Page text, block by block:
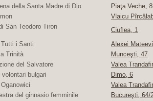
della Santa Madre di Dio
Piaţa Veche, 8
Vlaicu
San Teodoro Tiron
Ciuflea, 1
i Santi
Alexei
Trinità
Munceşti, 47
del Salvatore
Valea
bulgari
Dimo, 6
Valea
del ginnasio femminile
Bucureşti, 64/